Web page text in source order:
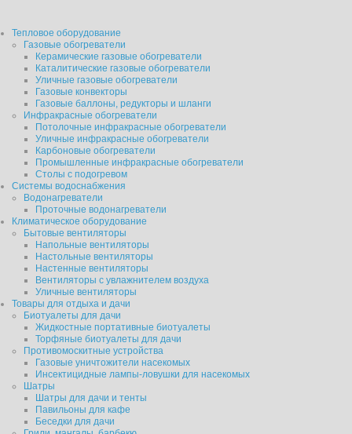
Тепловое оборудование
Газовые обогреватели
Керамические газовые обогреватели
Каталитические газовые обогреватели
Уличные газовые обогреватели
Газовые конвекторы
Газовые баллоны, редукторы и шланги
Инфракрасные обогреватели
Потолочные инфракрасные обогреватели
Уличные инфракрасные обогреватели
Карбоновые обогреватели
Промышленные инфракрасные обогреватели
Столы с подогревом
Системы водоснабжения
Водонагреватели
Проточные водонагреватели
Климатическое оборудование
Бытовые вентиляторы
Напольные вентиляторы
Настольные вентиляторы
Настенные вентиляторы
Вентиляторы с увлажнителем воздуха
Уличные вентиляторы
Товары для отдыха и дачи
Биотуалеты для дачи
Жидкостные портативные биотуалеты
Торфяные биотуалеты для дачи
Противомоскитные устройства
Газовые уничтожители насекомых
Инсектицидные лампы-ловушки для насекомых
Шатры
Шатры для дачи и тенты
Павильоны для кафе
Беседки для дачи